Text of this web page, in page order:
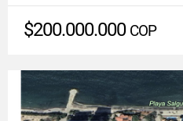
$200.000.000 COP